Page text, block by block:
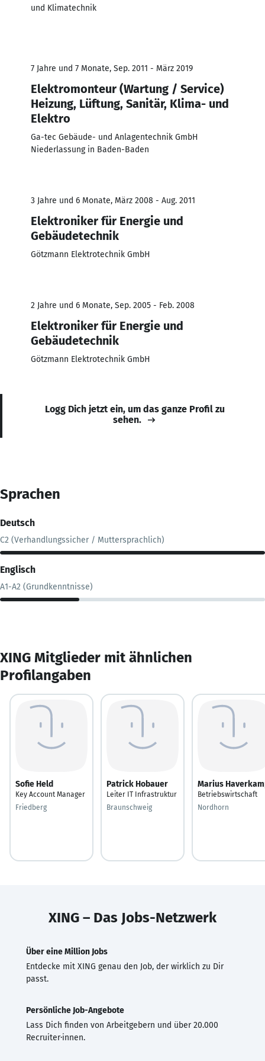
und Klimatechnik
7 Jahre und 7 Monate, Sep. 2011 - März 2019
Elektromonteur (Wartung / Service)
Heizung, Lüftung, Sanitär, Klima- und
Elektro
Ga-tec Gebäude- und Anlagentechnik GmbH
Niederlassung in Baden-Baden
3 Jahre und 6 Monate, März 2008 - Aug. 2011
Elektroniker für Energie und
Gebäudetechnik
Götzmann Elektrotechnik GmbH
2 Jahre und 6 Monate, Sep. 2005 - Feb. 2008
Elektroniker für Energie und
Gebäudetechnik
Götzmann Elektrotechnik GmbH
Logg Dich jetzt ein, um das ganze Profil zu
sehen.
Sprachen
Deutsch
C2 (Verhandlungssicher / Muttersprachlich)
Englisch
A1-A2 (Grundkenntnisse)
XING Mitglieder mit ähnlichen
Profilangaben
Sofie Held
Key Account Manager
Friedberg
Patrick Hobauer
Leiter IT Infrastruktur
Braunschweig
Marius
Betriebswirtschaft
Nordhorn
XING – Das Jobs-Netzwerk
Über eine Million Jobs
Entdecke mit XING genau den Job, der wirklich zu Dir
passt.
Persönliche Job-Angebote
Lass Dich finden von Arbeitgebern und über 20.000
Recruiter·innen.